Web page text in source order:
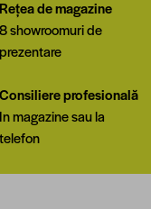
Rețea de magazine
8 showroomuri de
prezentare
Consiliere profesională
In magazine sau la
telefon